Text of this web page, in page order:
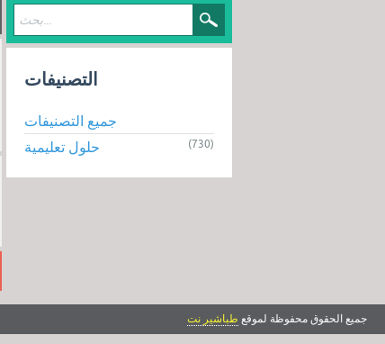
التصنيفات
جميع التصنيفات
حلول تعليمية
(730)
جميع الحقوق محفوظة لموقع طباشير نت